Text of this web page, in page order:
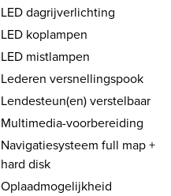
LED dagrijverlichting
LED koplampen
LED mistlampen
Lederen versnellingspook
Lendesteun(en) verstelbaar
Multimedia-voorbereiding
Navigatiesysteem full map +
hard disk
Oplaadmogelijkheid